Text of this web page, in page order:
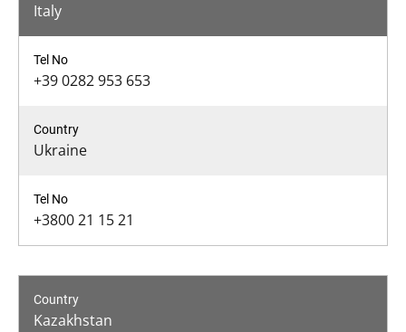
Italy
+39 0282 953 653
Ukraine
+3800 21 15 21
Kazakhstan